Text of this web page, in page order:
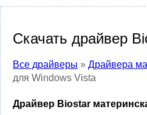
Скачать драйвер
Все драйверы » Драйвера
для Windows Vista
Драйвер Biostar